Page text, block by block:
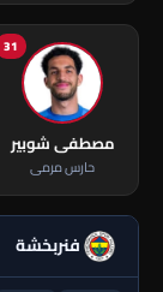
31
مصطفى شوبير
حارس مرمى
فنربخشة